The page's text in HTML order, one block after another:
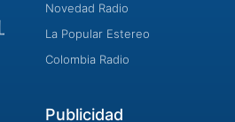
Novedad Radio
La Popular Estereo
Colombia Radio
Publicidad